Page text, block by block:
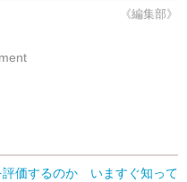
《編集部》
評価するのか いますぐ知って